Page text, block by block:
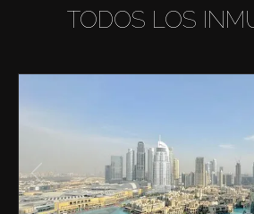
TODOS LOS